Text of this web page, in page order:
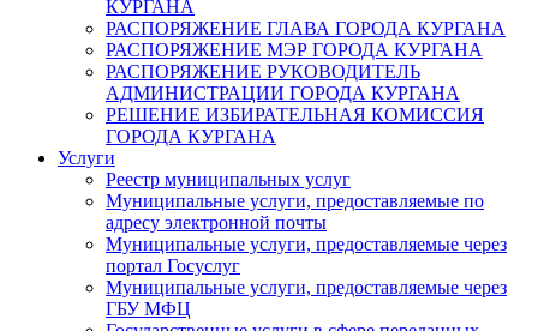
КУРГАНА
РАСПОРЯЖЕНИЕ ГЛАВА ГОРОДА КУРГАНА
РАСПОРЯЖЕНИЕ МЭР ГОРОДА КУРГАНА
РАСПОРЯЖЕНИЕ РУКОВОДИТЕЛЬ
АДМИНИСТРАЦИИ ГОРОДА КУРГАНА
РЕШЕНИЕ ИЗБИРАТЕЛЬНАЯ КОМИССИЯ
ГОРОДА КУРГАНА
Услуги
Реестр муниципальных услуг
Муниципальные услуги, предоставляемые по
адресу электронной почты
Муниципальные услуги, предоставляемые через
портал Госуслуг
Муниципальные услуги, предоставляемые через
ГБУ МФЦ